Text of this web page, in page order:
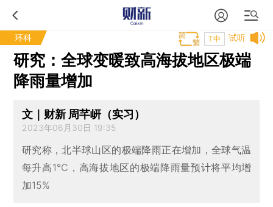
环科 试听
T中
研究：全球变暖致高海拔地区极端
降雨量增加
文｜财新 周芊岍（实习）
2023年06月30日 19:35
研究称，北半球山区的极端降雨正在增加，全球气温
每升高1℃，高海拔地区的极端降雨量预计将平均增
加15%